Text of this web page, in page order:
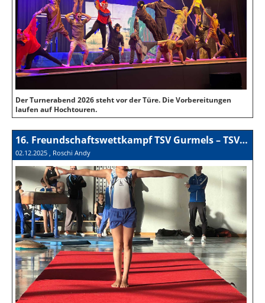
Der Turnerabend 2026 steht vor der Türe. Die Vorbereitungen
laufen auf Hochtouren.
16. Freundschaftswettkampf TSV Gurmels – TSV Wünnewil 2025
02.12.2025 , Roschi Andy